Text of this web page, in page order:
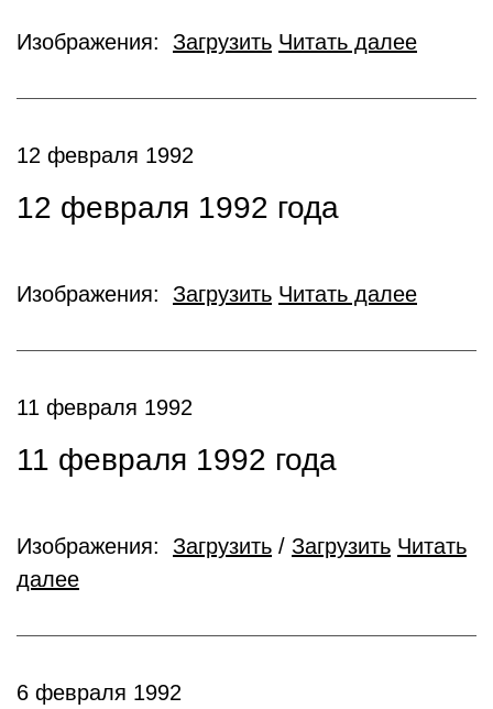
Изображения: Загрузить Читать далее
12 февраля 1992
12 февраля 1992 года
Изображения: Загрузить Читать далее
11 февраля 1992
11 февраля 1992 года
Изображения: Загрузить / Загрузить Читать
далее
6 февраля 1992